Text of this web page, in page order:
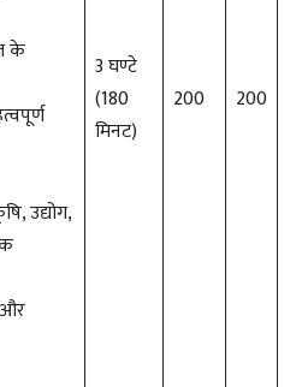
के
उद्योग,
और
3 घण्टे
(180
मिनट)
200 200